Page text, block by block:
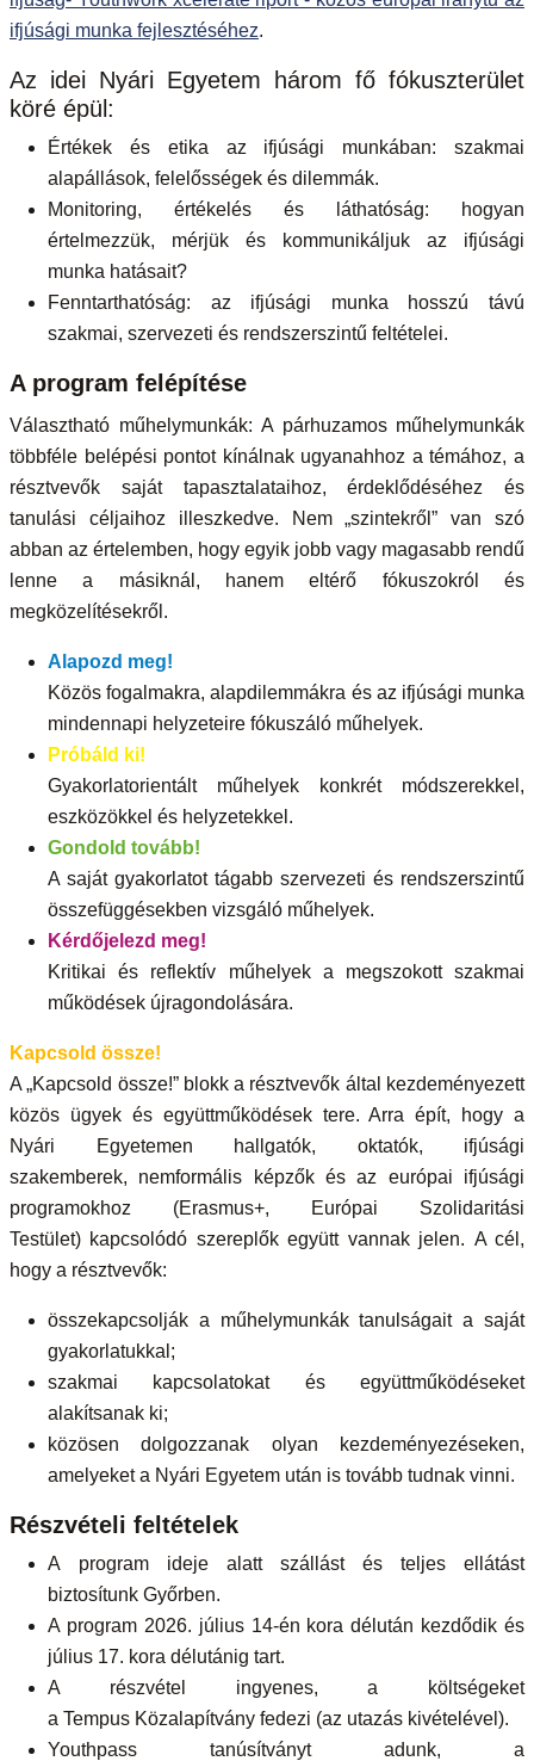
ifjúsági munka fejlesztéséhez.
Az idei Nyári Egyetem három fő fókuszterület
köré épül:
Értékek és etika az ifjúsági munkában: szakmai
alapállások, felelősségek és dilemmák.
Monitoring, értékelés és láthatóság: hogyan
értelmezzük, mérjük és kommunikáljuk az ifjúsági
munka hatásait?
Fenntarthatóság: az ifjúsági munka hosszú távú
szakmai, szervezeti és rendszerszintű feltételei.
A program felépítése
Választható műhelymunkák: A párhuzamos műhelymunkák
többféle belépési pontot kínálnak ugyanahhoz a témához, a
résztvevők saját tapasztalataihoz, érdeklődéséhez és
tanulási céljaihoz illeszkedve. Nem „szintekről” van szó
abban az értelemben, hogy egyik jobb vagy magasabb rendű
lenne a másiknál, hanem eltérő fókuszokról és
megközelítésekről.
Alapozd meg!
Közös fogalmakra, alapdilemmákra és az ifjúsági munka
mindennapi helyzeteire fókuszáló műhelyek.
Próbáld ki!
Gyakorlatorientált műhelyek konkrét módszerekkel,
eszközökkel és helyzetekkel.
Gondold tovább!
A saját gyakorlatot tágabb szervezeti és rendszerszintű
összefüggésekben vizsgáló műhelyek.
Kérdőjelezd meg!
Kritikai és reflektív műhelyek a megszokott szakmai
működések újragondolására.
Kapcsold össze!
A „Kapcsold össze!” blokk a résztvevők által kezdeményezett
közös ügyek és együttműködések tere. Arra épít, hogy a
Nyári Egyetemen hallgatók, oktatók, ifjúsági
szakemberek, nemformális képzők és az európai ifjúsági
programokhoz (Erasmus+, Európai Szolidaritási
Testület) kapcsolódó szereplők együtt vannak jelen. A cél,
hogy a résztvevők:
összekapcsolják a műhelymunkák tanulságait a saját
gyakorlatukkal;
szakmai kapcsolatokat és együttműködéseket
alakítsanak ki;
közösen dolgozzanak olyan kezdeményezéseken,
amelyeket a Nyári Egyetem után is tovább tudnak vinni.
Részvételi feltételek
A program ideje alatt szállást és teljes ellátást
biztosítunk Győrben.
A program 2026. július 14-én kora délután kezdődik és
július 17. kora délutánig tart.
A részvétel ingyenes, a költségeket
a Tempus Közalapítvány fedezi (az utazás kivételével).
Youthpass tanúsítványt adunk, a